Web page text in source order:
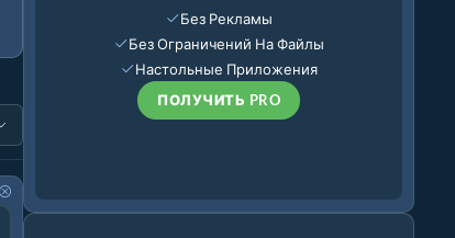
Без Рекламы
Без Ограничений На Файлы
Настольные Приложения
ПОЛУЧИТЬ PRO